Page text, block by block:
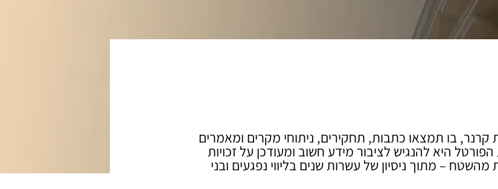
בו תמצאו כתבות, תחקירים, ניתוחי מקרים ומאמרים
היא להנגיש לציבור מידע חשוב ומעודכן על זכויות
– מתוך ניסיון של עשרות שנים בליווי נפגעים ובני